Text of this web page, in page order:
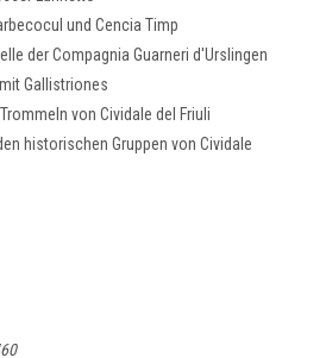
und Cencia Timp
der Compagnia Guarneri d'Urslingen
Gallistriones
von Cividale del Friuli
historischen Gruppen von Cividale